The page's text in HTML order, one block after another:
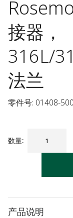
接器，
316L/
法兰
零件号: 01408-
数量:
产品说明